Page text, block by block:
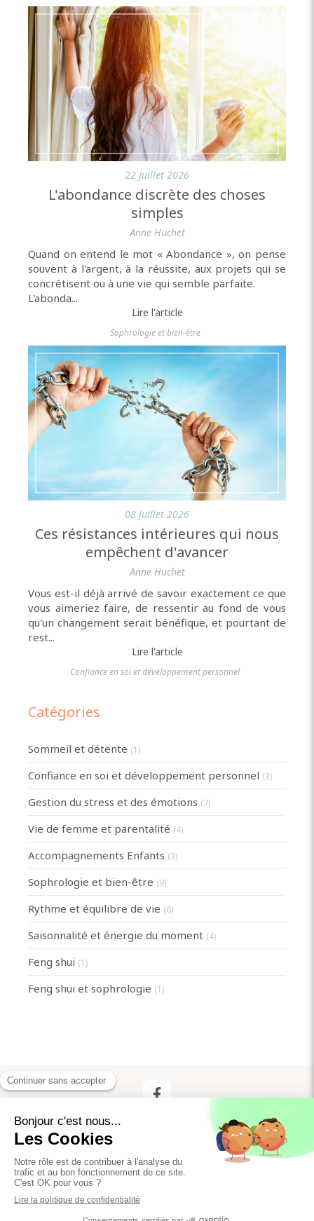
22 Juillet 2026
L'abondance discrète des choses
simples
Anne Huchet
Quand on entend le mot « Abondance », on pense
souvent à l'argent, à la réussite, aux projets qui se
concrétisent ou à une vie qui semble parfaite.
L'abonda...
Lire l'article
Sophrologie et bien-être
08 Juillet 2026
Ces résistances intérieures qui nous
empêchent d'avancer
Anne Huchet
Vous est-il déjà arrivé de savoir exactement ce que
vous aimeriez faire, de ressentir au fond de vous
qu'un changement serait bénéfique, et pourtant de
rest...
Lire l'article
Confiance en soi et développement personnel
Catégories
Sommeil et détente (1)
Confiance en soi et développement personnel (3)
Gestion du stress et des émotions (7)
Vie de femme et parentalité (4)
Accompagnements Enfants (3)
Sophrologie et bien-être (9)
Rythme et équilibre de vie (6)
Saisonnalité et énergie du moment (4)
Feng shui (1)
Feng shui et sophrologie (1)
Mentions légales
©2020 Anne Huchet - Sophrologie